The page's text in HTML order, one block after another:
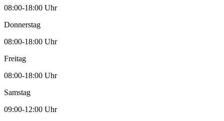
08:00-18:00 Uhr
Donnerstag
08:00-18:00 Uhr
Freitag
08:00-18:00 Uhr
Samstag
09:00-12:00 Uhr